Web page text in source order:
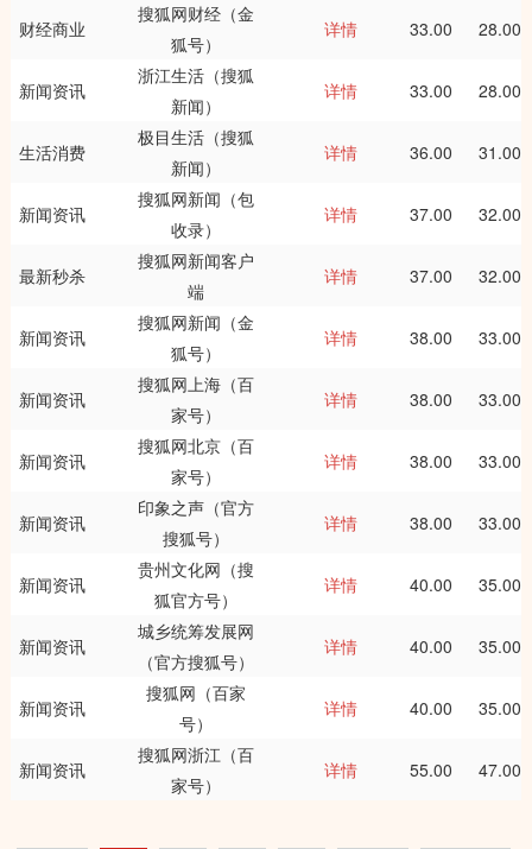
财经商业
搜狐网财经（金
狐号）
详情 33.00 28.00
新闻资讯
浙江生活（搜狐
新闻）
详情 33.00 28.00
生活消费
极目生活（搜狐
新闻）
详情 36.00 31.00
新闻资讯
搜狐网新闻（包
收录）
详情 37.00 32.00
最新秒杀
搜狐网新闻客户
端
详情 37.00 32.00
新闻资讯
搜狐网新闻（金
狐号）
详情 38.00 33.00
新闻资讯
搜狐网上海（百
家号）
详情 38.00 33.00
新闻资讯
搜狐网北京（百
家号）
详情 38.00 33.00
新闻资讯
印象之声（官方
搜狐号）
详情 38.00 33.00
新闻资讯
贵州文化网（搜
狐官方号）
详情 40.00 35.00
新闻资讯
城乡统筹发展网
（官方搜狐号）
详情 40.00 35.00
新闻资讯
搜狐网（百家
号）
详情 40.00 35.00
新闻资讯
搜狐网浙江（百
家号）
详情 55.00 47.00